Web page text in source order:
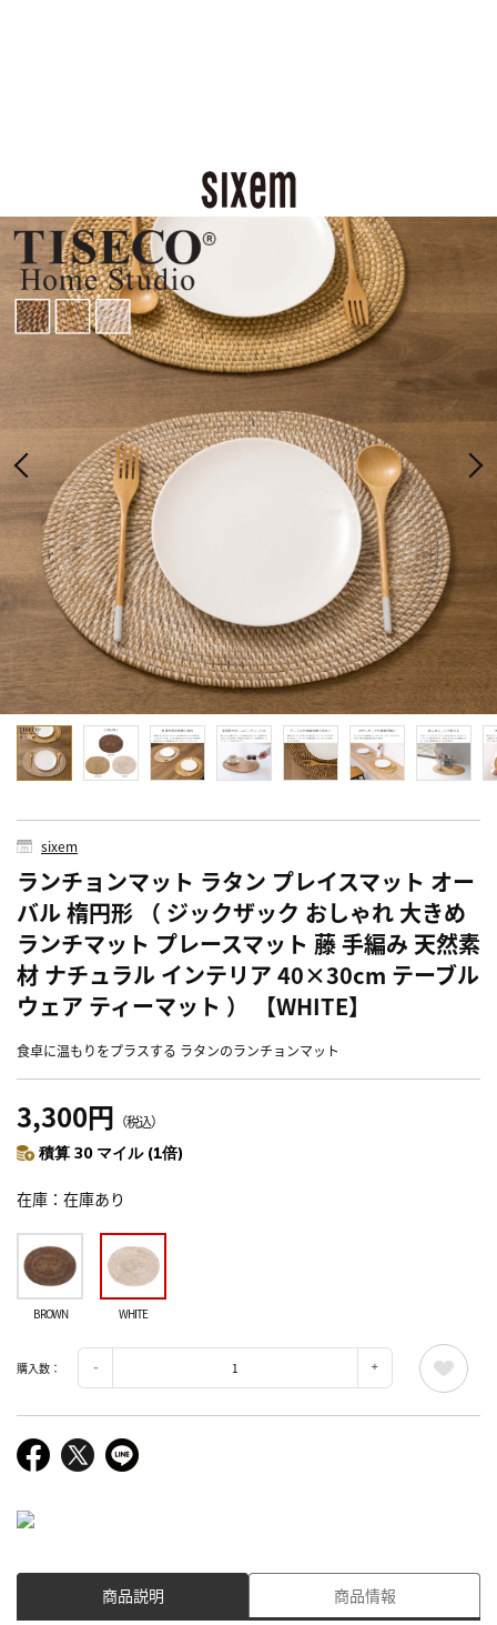
sixem
ランチョンマット ラタン プレイスマット オー
バル 楕円形 （ ジックザック おしゃれ 大きめ
ランチマット プレースマット 藤 手編み 天然素
材 ナチュラル インテリア 40×30cm テーブル
ウェア ティーマット ） 【WHITE】
食卓に温もりをプラスする ラタンのランチョンマット
3,300円 （税込）
積算 30 マイル (1倍)
在庫 在庫あり
BROWN WHITE
購入数：
商品説明 商品情報